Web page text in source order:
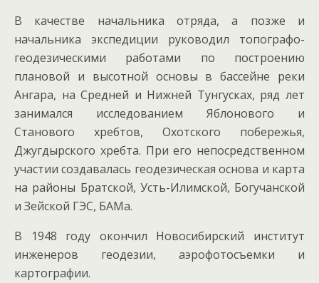
В качестве начальника отряда, а позже и
начальника экспедиции руководил топографо-
геодезическими работами по построению
плановой и высотной основы в бассейне реки
Ангара, на Средней и Нижней Тунгусках, ряд лет
занимался исследованием Яблонового и
Станового хребтов, Охотского побережья,
Джугдырского хребта. При его непосредственном
участии создавалась геодезическая основа и карта
на районы Братской, Усть-Илимской, Богучанской
и Зейской ГЭС, БАМа.
В 1948 году окончил Новосибирский институт
инженеров геодезии, аэрофотосъемки и
картографии.